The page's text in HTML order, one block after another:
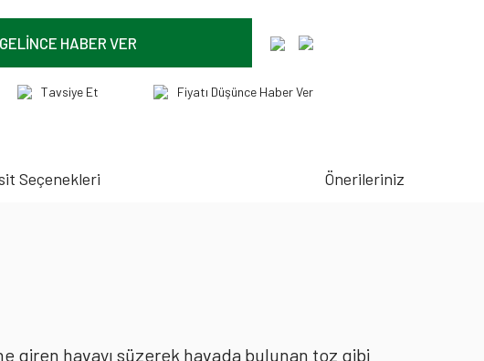
GELİNCE HABER VER
Tavsiye Et Fiyatı Düşünce Haber Ver
Seçenekleri Önerileriniz
havayı süzerek havada bulunan toz gibi